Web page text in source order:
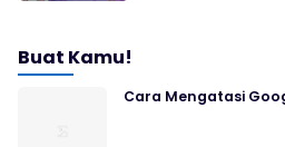
Buat Kamu!
Cara Mengatasi